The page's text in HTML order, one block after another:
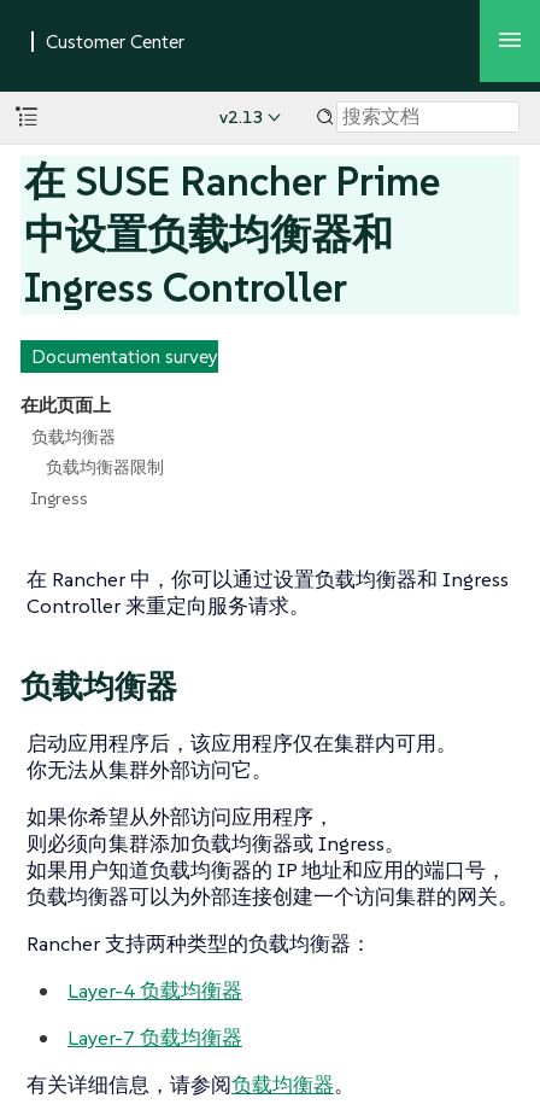
v2.13
在 SUSE Rancher Prime
中设置负载均衡器和
Ingress Controller
Documentation survey
在此页面上
负载均衡器
负载均衡器限制
Ingress
在 Rancher 中，你可以通过设置负载均衡器和 Ingress
Controller 来重定向服务请求。
负载均衡器
启动应用程序后，该应用程序仅在集群内可用。
你无法从集群外部访问它。
如果你希望从外部访问应用程序，
则必须向集群添加负载均衡器或 Ingress。
如果用户知道负载均衡器的 IP 地址和应用的端口号，
负载均衡器可以为外部连接创建一个访问集群的网关。
Rancher 支持两种类型的负载均衡器：
Layer-4 负载均衡器
Layer-7 负载均衡器
有关详细信息，请参阅负载均衡器。